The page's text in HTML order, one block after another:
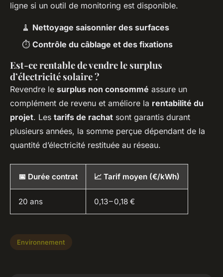
ligne si un outil de monitoring est disponible.
🧹 Nettoyage saisonnier des surfaces
⏱️ Contrôle du câblage et des fixations
Est-ce rentable de vendre le surplus
d’électricité solaire ?
Revendre le surplus non consommé assure un
complément de revenu et améliore la rentabilité du
projet. Les tarifs de rachat sont garantis durant
plusieurs années, la somme perçue dépendant de la
quantité d’électricité restituée au réseau.
📅 Durée contrat 📈 Tarif moyen (€/kWh)
20 ans 0,13 – 0,18 €
Environnement